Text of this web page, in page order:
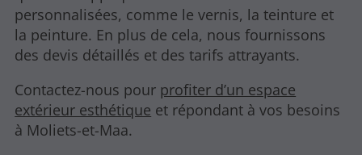
personnalisées, comme le vernis, la teinture et
la peinture. En plus de cela, nous fournissons
des devis détaillés et des tarifs attrayants.
Contactez-nous pour profiter d’un espace
extérieur esthétique et répondant à vos besoins
à Moliets-et-Maa.